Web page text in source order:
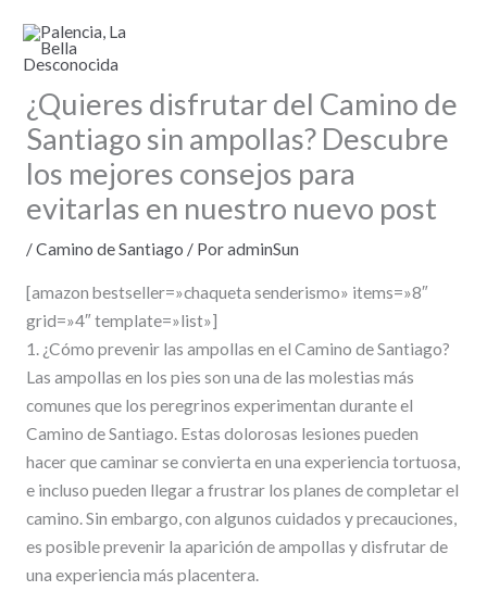
contenido
¿Quieres disfrutar del Camino de
Santiago sin ampollas? Descubre
los mejores consejos para
evitarlas en nuestro nuevo post
/Camino de Santiago / PoradminSun
[amazon bestseller=»chaqueta senderismo» items=»8″
grid=»4″ template=»list»]
1. ¿Cómo prevenir las ampollas en el Camino de Santiago?
Las ampollas en los pies son una de las molestias más
comunes que los peregrinos experimentan durante el
Camino de Santiago. Estas dolorosas lesiones pueden
hacer que caminar se convierta en una experiencia tortuosa,
e incluso pueden llegar a frustrar los planes de completar el
camino. Sin embargo, con algunos cuidados y precauciones,
es posible prevenir la aparición de ampollas y disfrutar de
una experiencia más placentera.